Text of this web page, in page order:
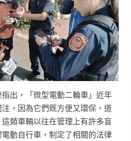
出，「微型電動二輪車」近年
，因為它們既方便又環保，道
類車輛以往在管理上有許多盲
動自行車，制定了相關的法律